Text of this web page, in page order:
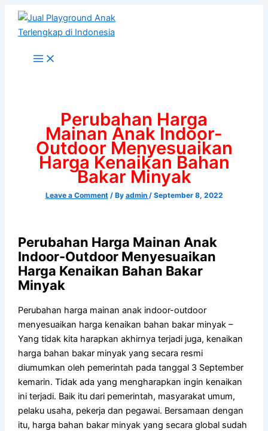
content
Perubahan Harga
Mainan Anak Indoor-
Outdoor Menyesuaikan
Harga Kenaikan Bahan
Bakar Minyak
Leave a Comment / By admin / September 8, 2022
Perubahan Harga Mainan Anak
Indoor-Outdoor Menyesuaikan
Harga Kenaikan Bahan Bakar
Minyak
Perubahan harga mainan anak indoor-outdoor
menyesuaikan harga kenaikan bahan bakar minyak –
Yang tidak kita harapkan akhirnya terjadi juga, kenaikan
harga bahan bakar minyak yang secara resmi
diumumkan oleh pemerintah pada tanggal 3 September
kemarin. Tidak ada yang mengharapkan ingin kenaikan
ini terjadi. Baik itu dari pemerintah, masyarakat umum,
pelaku usaha, pekerja dan pegawai. Bersamaan dengan
itu, harga bahan bakar minyak yang secara global sudah